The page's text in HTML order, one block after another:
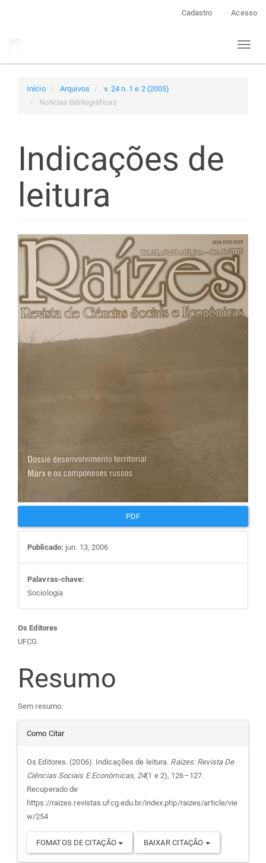
Cadastro Acesso
Toggle
Início Arquivos
v. 24 n. 1 e 2 (2005)
Notícias Bibliográficas
Indicações de
leitura
Barra
lateral
de
artigos
PDF
Publicado: jun. 13, 2006
Palavras-chave:
Sociologia
Conteúdo
do
artigo
principal
Os Editores
UFCG
Resumo
Sem resumo.
Detalhes
do
artigo
Como Citar
Os Editores. (2006). Indicações de leitura. Raízes: Revista De
Ciências Sociais E Econômicas, 24(1 e 2), 126–127.
Recuperado de
https://raizes.revistas.ufcg.edu.br/index.php/raizes/article/vie
w/254
FOMATOS DE CITAÇÃO BAIXAR CITAÇÃO